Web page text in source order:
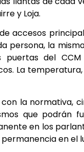
y Loja.
accesos
persona, la
puertas del
La
la normativa,
que podrán
en los
en el